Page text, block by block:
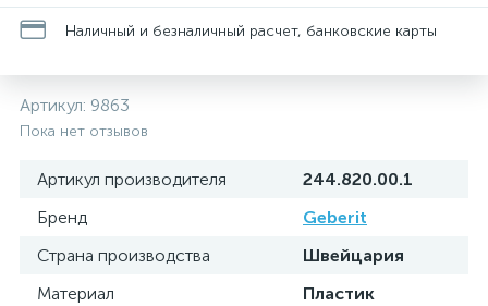
Наличный и безналичный расчет, банковские карты
Артикул: 9863
Пока нет отзывов
Артикул производителя
244.820.00.1
Бренд
Geberit
Страна производства
Швейцария
Материал
Пластик